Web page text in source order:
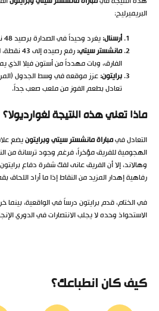
البريميرليج:
أرسنال:يغرد وحيداً في الصدارة برصيد 48 نقطة (مع 5 انتصارات متتالية).
مانشستر سيتي:
رفع
الفارق، وبات مهدداً من أستون فيلا الذي يملك
برايتون:
تعادل بطعم الفوز من ملعب صعب جداً.
ماذا تعني هذه النتيجة لغوارديولا؟
التعادل فيمباراة مانشستر سيتي وبرايتونيضع
الهجومية للفريق مؤخراً، فرغم وجود ترسانة من
وهالاند، إلا أن الفريق عانى لفك شفرة دفاع
رفاهية إهدار المزيد من النقاط إذا ما أراد اللحاق
في الختام، قدم برايتون درساً في الواقعية،
الاستحواذ وحده لا يجلب الانتصارات في الدوري
كيف كان انطباعك؟